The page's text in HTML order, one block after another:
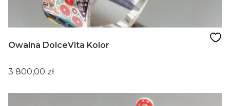
Owalna DolceVita Kolor
Cena
3 800,00 zł